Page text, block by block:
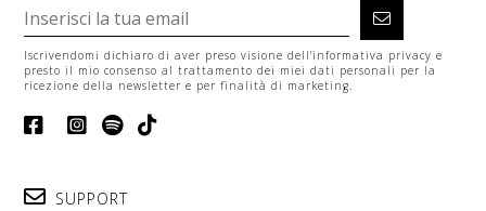
Iscrivendomi dichiaro di aver preso visione dell'informativa privacy e
presto il mio consenso al trattamento dei miei dati personali per la
ricezione della newsletter e per finalità di marketing.
SUPPORT